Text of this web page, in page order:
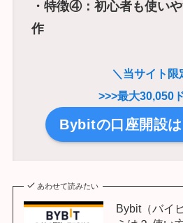
・特徴④：初心者も使い
作
＼当サイト限
>>>最大30,050
Bybitの口座開設
あわせて読みたい
Bybit（バイ